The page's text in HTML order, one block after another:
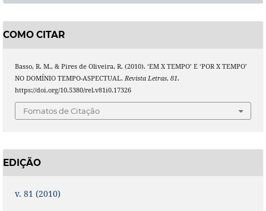
COMO CITAR
Basso, R. M., & Pires de Oliveira, R. (2010). ‘EM X TEMPO’ E ‘POR X TEMPO’
NO DOMÍNIO TEMPO-ASPECTUAL. Revista Letras, 81.
https://doi.org/10.5380/rel.v81i0.17326
Fomatos de Citação
EDIÇÃO
v. 81 (2010)